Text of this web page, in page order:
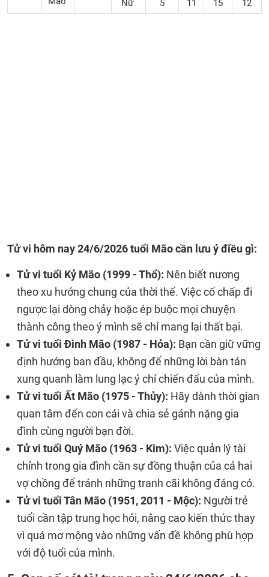
Nữ 5 11 15 12
Tử vi hôm nay 24/6/2026 tuổi Mão cần lưu ý điều gì:
Tử vi tuổi Kỷ Mão (1999 - Thổ): Nên biết nương
theo xu hướng chung của thời thế. Việc cố chấp đi
ngược lại dòng chảy hoặc ép buộc mọi chuyện
thành công theo ý mình sẽ chỉ mang lại thất bại.
Tử vi tuổi Đinh Mão (1987 - Hỏa): Bạn cần giữ vững
định hướng ban đầu, không để những lời bàn tán
xung quanh làm lung lạc ý chí chiến đấu của mình.
Tử vi tuổi Ất Mão (1975 - Thủy): Hãy dành thời gian
quan tâm đến con cái và chia sẻ gánh nặng gia
đình cùng người bạn đời.
Tử vi tuổi Quý Mão (1963 - Kim): Việc quản lý tài
chính trong gia đình cần sự đồng thuận của cả hai
vợ chồng để tránh những tranh cãi không đáng có.
Tử vi tuổi Tân Mão (1951, 2011 - Mộc): Người trẻ
tuổi cần tập trung học hỏi, nâng cao kiến thức thay
vì quá mơ mộng vào những vấn đề không phù hợp
với độ tuổi của mình.